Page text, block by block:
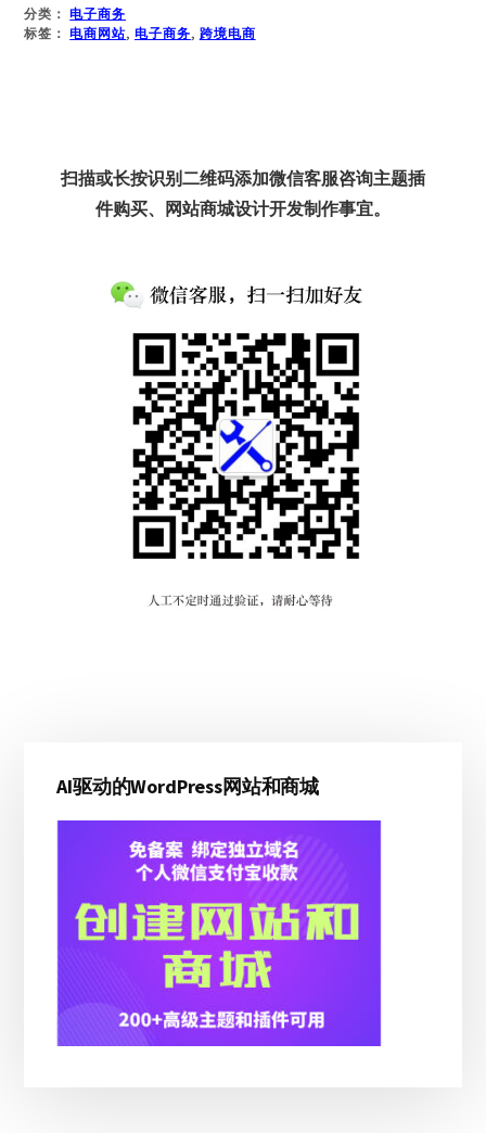
分类：电子商务
标签：电商网站, 电子商务, 跨境电商
扫描或长按识别二维码添加微信客服咨询主题插
件购买、网站商城设计开发制作事宜。
侧AI驱动的WordPress网站和商城